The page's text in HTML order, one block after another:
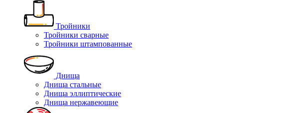
Тройники
Тройники сварные
Тройники штампованные
Днища
Днища стальные
Днища эллиптические
Днища нержавеющие